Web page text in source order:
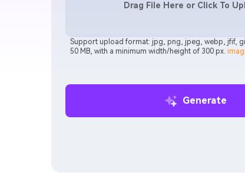
Drag File Here or Click To
Support upload format: jpg, png, jpeg, webp, jfif,
50 MB, with a minimum width/height of 300 px.
Generate